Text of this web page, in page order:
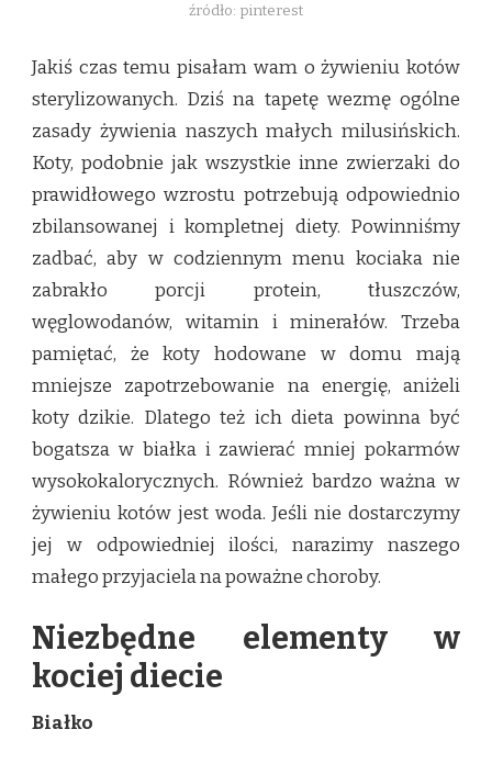
źródło: pinterest
Jakiś czas temu pisałam wam o żywieniu kotów
sterylizowanych. Dziś na tapetę wezmę ogólne
zasady żywienia naszych małych milusińskich.
Koty, podobnie jak wszystkie inne zwierzaki do
prawidłowego wzrostu potrzebują odpowiednio
zbilansowanej i kompletnej diety. Powinniśmy
zadbać, aby w codziennym menu kociaka nie
zabrakło porcji protein, tłuszczów,
węglowodanów, witamin i minerałów. Trzeba
pamiętać, że koty hodowane w domu mają
mniejsze zapotrzebowanie na energię, aniżeli
koty dzikie. Dlatego też ich dieta powinna być
bogatsza w białka i zawierać mniej pokarmów
wysokokalorycznych. Również bardzo ważna w
żywieniu kotów jest woda. Jeśli nie dostarczymy
jej w odpowiedniej ilości, narazimy naszego
małego przyjaciela na poważne choroby.
Niezbędne elementy w
kociej diecie
Białko